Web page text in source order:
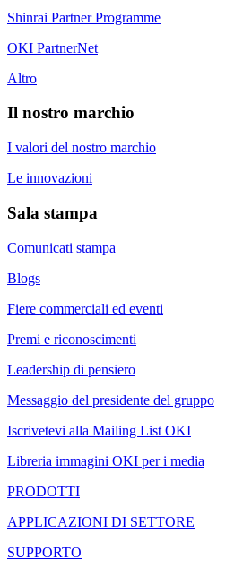
Shinrai Partner Programme
OKI PartnerNet
Altro
Il nostro marchio
I valori del nostro marchio
Le innovazioni
Sala stampa
Comunicati stampa
Blogs
Fiere commerciali ed eventi
Premi e riconoscimenti
Leadership di pensiero
Messaggio del presidente del gruppo
Iscrivetevi alla Mailing List OKI
Libreria immagini OKI per i media
PRODOTTI
APPLICAZIONI DI SETTORE
SUPPORTO